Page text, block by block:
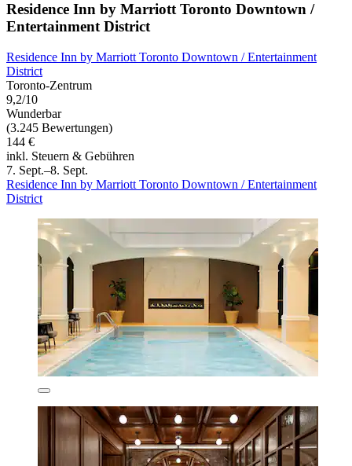
Residence Inn by Marriott Toronto Downtown /
Entertainment District
Residence Inn by Marriott Toronto Downtown / Entertainment
District
Toronto-Zentrum
9,2/10
Wunderbar
(3.245 Bewertungen)
144 €
inkl. Steuern & Gebühren
7. Sept.–8. Sept.
Residence Inn by Marriott Toronto Downtown / Entertainment
District